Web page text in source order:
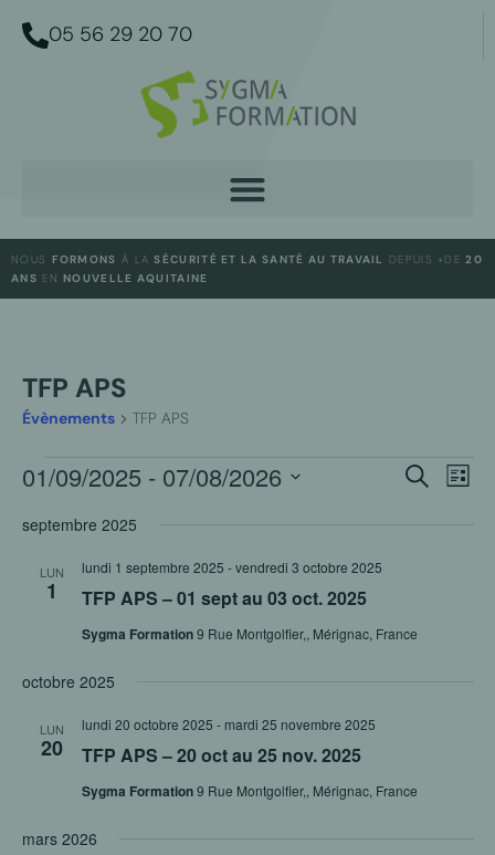
05 56 29 20 70
NOUS FORMONS À LASÉCURITÉ ET LA SANTÉ AU TRAVAIL DEPUIS +DE20
ANS ENNOUVELLE AQUITAINE
TFP APS
Évènements TFP APS
Recherche
DE
Liste
01/09/2025 - 07/08/2026
une
date.
septembre 2025
LUN
1 TFP APS – 01 sept au 03 oct. 2025
lundi 1 septembre 2025 -vendredi 3 octobre 2025
Sygma Formation9 Rue Montgolfier,, Mérignac, France
octobre 2025
LUN
20 TFP APS – 20 oct au 25 nov. 2025
lundi 20 octobre 2025 - mardi 25 novembre 2025
Sygma Formation9 Rue Montgolfier,, Mérignac, France
mars 2026